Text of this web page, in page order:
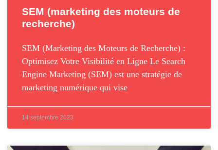
SEM (marketing des moteurs de
recherche)
SEM (Marketing des Moteurs de Recherche) :
Optimisez Votre Visibilité en Ligne Le Search
Engine Marketing (SEM) est une stratégie de
marketing numérique qui vise
14 septembre 2023